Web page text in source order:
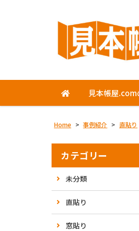
見本帳屋.com
Home > 事例紹介 > 直貼り
カテゴリー
未分類
直貼り
窓貼り